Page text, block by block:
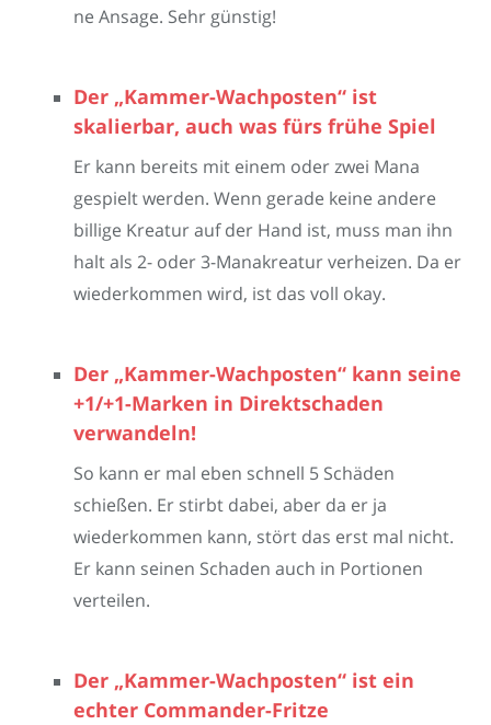
ne Ansage. Sehr günstig!
Der „Kammer-Wachposten“ ist
skalierbar, auch was fürs frühe Spiel
Er kann bereits mit einem oder zwei Mana
gespielt werden. Wenn gerade keine andere
billige Kreatur auf der Hand ist, muss man ihn
halt als 2- oder 3-Manakreatur verheizen. Da er
wiederkommen wird, ist das voll okay.
Der „Kammer-Wachposten“ kann seine
+1/+1-Marken in Direktschaden
verwandeln!
So kann er mal eben schnell 5 Schäden
schießen. Er stirbt dabei, aber da er ja
wiederkommen kann, stört das erst mal nicht.
Er kann seinen Schaden auch in Portionen
verteilen.
Der „Kammer-Wachposten“ ist ein
echter Commander-Fritze